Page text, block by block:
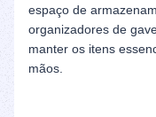
espaço de
organizadores de
manter os itens
mãos.